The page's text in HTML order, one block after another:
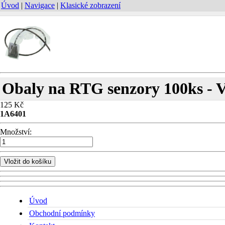
Úvod | Navigace | Klasické zobrazení
Obaly na RTG senzory 100ks -
125 Kč
1A6401
Množství:
Vložit do košíku
Úvod
Obchodní podmínky